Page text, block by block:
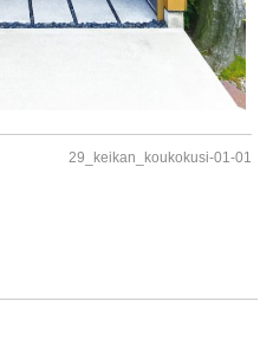
29_keikan_koukokusi-01-01